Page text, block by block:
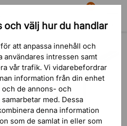
och välj hur du handlar
att anpassa innehåll och
användares intressen samt
vår trafik. Vi vidarebefordrar
information från din enhet
de annons- och
med. Dessa
denna information
som de samlat in eller som
Sök
81
Varukorg Meny